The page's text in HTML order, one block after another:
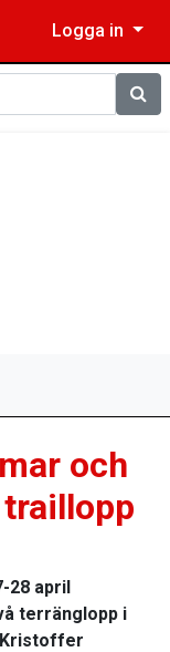
Logga in
Sök
och
28 april
terränglopp i
Kristoffer